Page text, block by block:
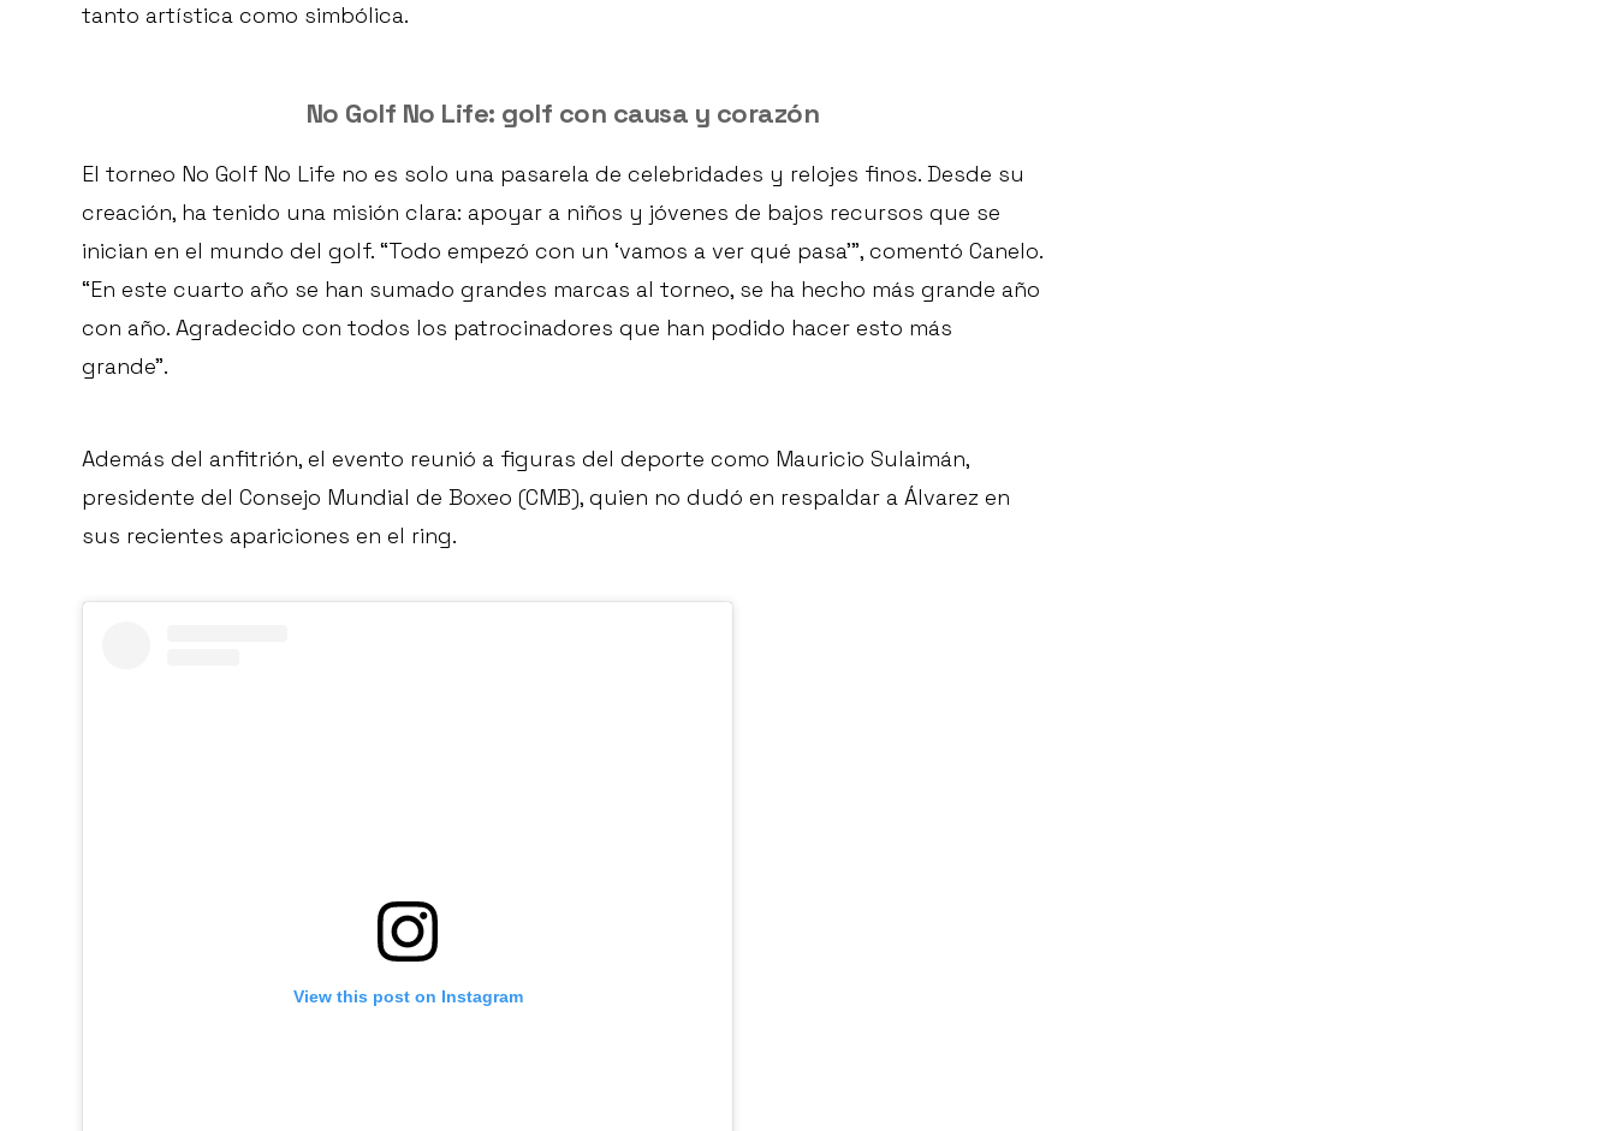
tanto artística como simbólica.
No Golf No Life: golf con causa y corazón
El torneo No Golf No Life no es solo una pasarela de celebridades y relojes finos. Desde su
creación, ha tenido una misión clara: apoyar a niños y jóvenes de bajos recursos que se
inician en el mundo del golf. “Todo empezó con un ‘vamos a ver qué pasa’”, comentó Canelo.
“En este cuarto año se han sumado grandes marcas al torneo, se ha hecho más grande año
con año. Agradecido con todos los patrocinadores que han podido hacer esto más
grande”.
Además del anfitrión, el evento reunió a figuras del deporte como Mauricio Sulaimán,
presidente del Consejo Mundial de Boxeo (CMB), quien no dudó en respaldar a Álvarez en
sus recientes apariciones en el ring.
View this post on Instagram